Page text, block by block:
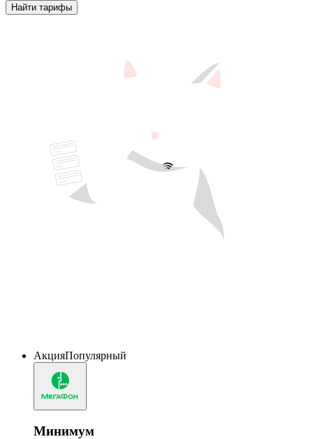
Найти тарифы
АкцияПопулярный
Минимум